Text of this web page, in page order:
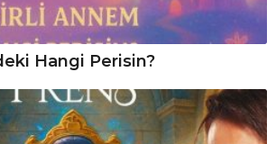
Hangi Perisin?